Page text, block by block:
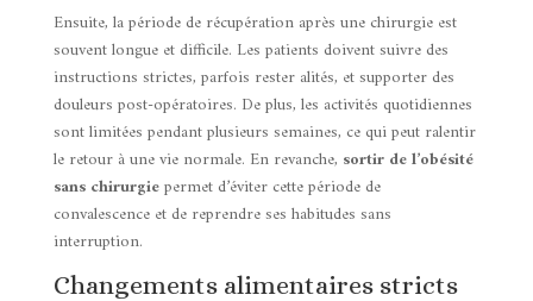
Ensuite, la période de récupération après une chirurgie est
souvent longue et difficile. Les patients doivent suivre des
instructions strictes, parfois rester alités, et supporter des
douleurs post-opératoires. De plus, les activités quotidiennes
sont limitées pendant plusieurs semaines, ce qui peut ralentir
le retour à une vie normale. En revanche, sortir de l’obésité
sans chirurgiepermet d’éviter cette période de
convalescence et de reprendre ses habitudes sans
interruption.
Changements alimentaires stricts